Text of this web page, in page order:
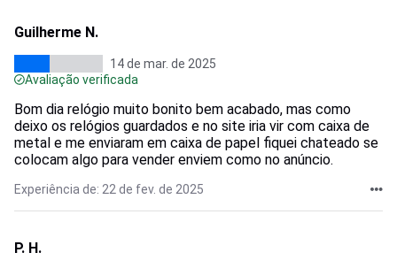
Guilherme N.
14 de mar. de 2025
Avaliação verificada
Bom dia relógio muito bonito bem acabado, mas como
deixo os relógios guardados e no site iria vir com caixa de
metal e me enviaram em caixa de papel fiquei chateado se
colocam algo para vender enviem como no anúncio.
Experiência de: 22 de fev. de 2025
P. H.